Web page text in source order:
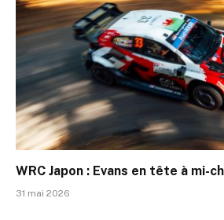
WRC Japon : Evans en tête à mi-
31 mai 2026